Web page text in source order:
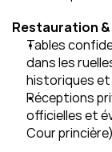
Restauration
Tables
dans les
historiques et
Réceptions
officielles et
Cour